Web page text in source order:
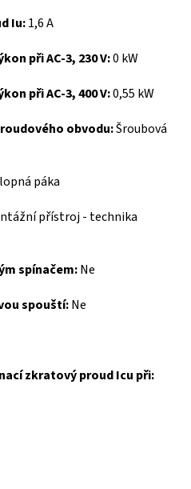
Iu:1,6 A
při AC-3, 230 V:0 kW
při AC-3, 400 V:0,55 kW
obvodu:Šroubová
páka
přístroj - technika
spínačem:Ne
spouští:Ne
zkratový proud Icu při: